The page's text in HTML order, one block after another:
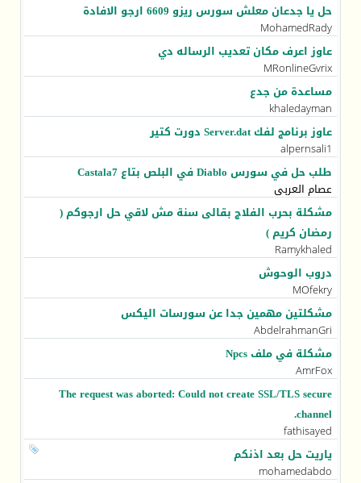
حل يا جدعان معلش سورس ريزو 6609 ارجو الافادة
MohamedRady
عاوز اعرف مكان تعديب الرساله دي
MRonlineGvrix
مساعدة من جدع
khaledayman
عاوز برنامج لفك Server.dat دورت كتير
alpernsali1
طلب حل في سورس Diablo في البلص بتاع Castala7
عصام العربى
مشكلة بحرب الفلاج بقالى سنة مش لاقي حل ارجوكم (
رمضان كريم )
Ramykhaled
دروب الوحوش
MOfekry
مشكلتين مهمين جدا عن سورسات اليكس
AbdelrahmanGri
مشكلة في ملف Npcs
AmrFox
The request was aborted: Could not create SSL/TLS secure
channel.
fathisayed
ياريت حل بعد اذنكم
mohamedabdo